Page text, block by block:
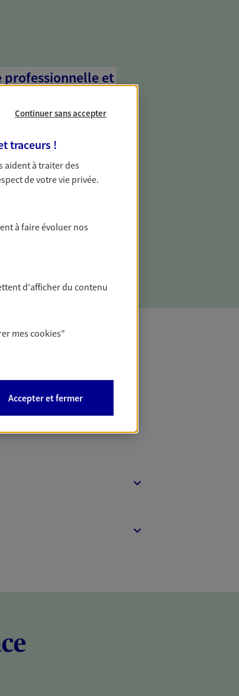
professionnelle et
pour vous proposer des
liés à votre vie privée. Un seul
ça change tout.
avec nos solutions pour
Continuer sans accepter
traceurs !
aident à traiter des
de votre vie privée.
à faire évoluer nos
d'afficher du contenu
mescookies"
Accepter et fermer